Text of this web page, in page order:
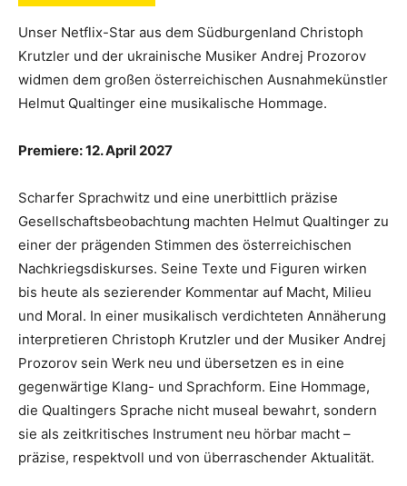
Unser Netflix-Star aus dem Südburgenland Christoph
Krutzler und der ukrainische Musiker Andrej Prozorov
widmen dem großen österreichischen Ausnahmekünstler
Helmut Qualtinger eine musikalische Hommage.
Premiere: 12. April 2027
Scharfer Sprachwitz und eine unerbittlich präzise
Gesellschaftsbeobachtung machten Helmut Qualtinger zu
einer der prägenden Stimmen des österreichischen
Nachkriegsdiskurses. Seine Texte und Figuren wirken
bis heute als sezierender Kommentar auf Macht, Milieu
und Moral. In einer musikalisch verdichteten Annäherung
interpretieren Christoph Krutzler und der Musiker Andrej
Prozorov sein Werk neu und übersetzen es in eine
gegenwärtige Klang- und Sprachform. Eine Hommage,
die Qualtingers Sprache nicht museal bewahrt, sondern
sie als zeitkritisches Instrument neu hörbar macht –
präzise, respektvoll und von überraschender Aktualität.